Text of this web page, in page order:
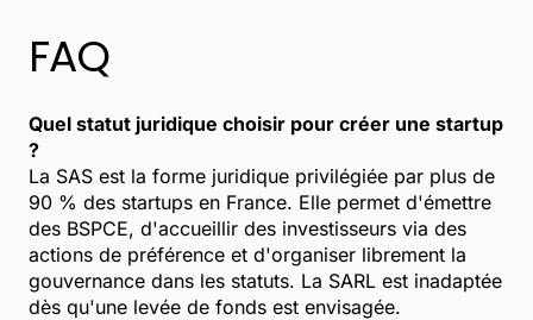
FAQ
Quel statut juridique choisir pour créer une startup
?
La SAS est la forme juridique privilégiée par plus de
90 % des startups en France. Elle permet d'émettre
des BSPCE, d'accueillir des investisseurs via des
actions de préférence et d'organiser librement la
gouvernance dans les statuts. La SARL est inadaptée
dès qu'une levée de fonds est envisagée.